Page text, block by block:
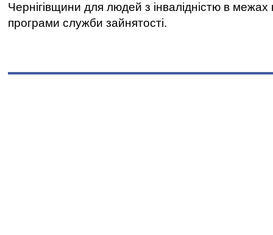
Чернігівщини для людей з інвалідністю в межах
програми служби зайнятості.